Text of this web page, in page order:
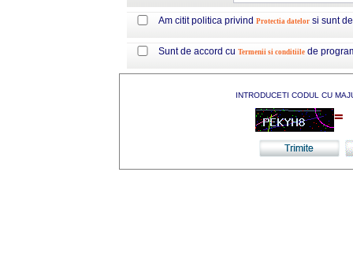
Am citit politica privind Protectia datelor si sunt
Sunt de accord cu Termenii si conditiile de
INTRODUCETI CODUL CU
=